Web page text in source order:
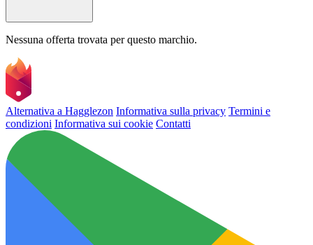
Nessuna offerta trovata per questo marchio.
Alternativa a Hagglezon Informativa sulla privacy Termini e
condizioni Informativa sui cookie Contatti